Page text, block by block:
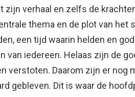
zijn verhaal en zelfs de
thema en de plot van het
een tijd waarin helden en
van iedereen. Helaas zijn de
verstoten. Daarom zijn er nog
gebleven. Dit is waar de